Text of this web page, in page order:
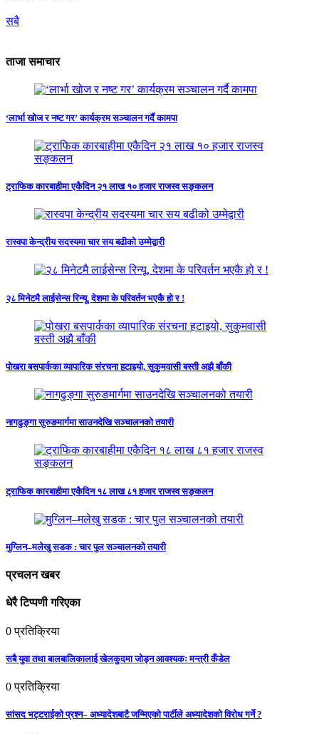
सबै
ताजा समाचार
‘लार्भा खोज र नष्ट गर’ कार्यक्रम सञ्चालन गर्दै कामपा
ट्राफिक कारबाहीमा एकैदिन २१ लाख १० हजार राजस्व सङ्कलन
रास्वपा केन्द्रीय सदस्यमा चार सय बढीको उम्मेद्वारी
२८ मिनेटमै लाईसेन्स रिन्यू, देशमा के परिवर्तन भएकै हो र !
पोखरा बसपार्कका व्यापारिक संरचना हटाइयो, सुकुमवासी बस्ती अझै बाँकी
नागढुङ्गा सुरुङमार्गमा साउनदेखि सञ्चालनको तयारी
ट्राफिक कारबाहीमा एकैदिन १८ लाख ८१ हजार राजस्व सङ्कलन
मुग्लिन–मलेखु सडक : चार पुल सञ्चालनको तयारी
प्रचलन खबर
धेरै टिप्पणी गरिएका
0 प्रतिक्रिया
सबै युवा तथा बालबालिकालाई खेलकुदमा जोड्न आवश्यकः मन्त्री कँडेल
0 प्रतिक्रिया
सांसद भट्टराईको प्रश्न– अध्यादेशबाटै जन्मिएको पार्टीले अध्यादेशको विरोध गर्ने ?